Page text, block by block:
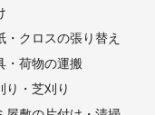
・クロスの張り替え
・荷物の運搬
り・芝刈り